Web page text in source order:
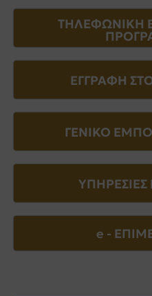
ΤΗΛΕΦΩΝΙΚΗ
ΕΓΓΡΑΦΗ ΣΤΟ
ΓΕΝΙΚΟ
ΥΠΗΡΕΣΙΕΣ
e -